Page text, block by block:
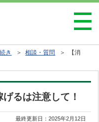
き ＞相談・質問
＞ 【消
げるは注意して！
最終更新日：2025年2月12日